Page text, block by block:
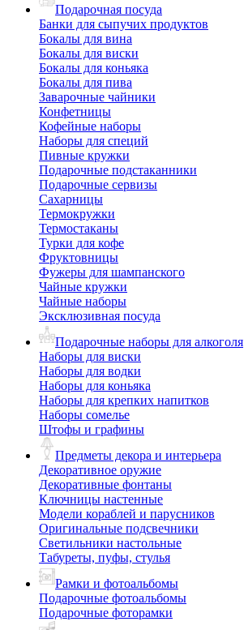
Подарочная посуда
Банки для сыпучих продуктов
Бокалы для вина
Бокалы для виски
Бокалы для коньяка
Бокалы для пива
Заварочные чайники
Конфетницы
Кофейные наборы
Наборы для специй
Пивные кружки
Подарочные подстаканники
Подарочные сервизы
Сахарницы
Термокружки
Термостаканы
Турки для кофе
Фруктовницы
Фужеры для шампанского
Чайные кружки
Чайные наборы
Эксклюзивная посуда
Подарочные наборы для алкоголя
Наборы для виски
Наборы для водки
Наборы для коньяка
Наборы для крепких напитков
Наборы сомелье
Штофы и графины
Предметы декора и интерьера
Декоративное оружие
Декоративные фонтаны
Ключницы настенные
Модели кораблей и парусников
Оригинальные подсвечники
Светильники настольные
Табуреты, пуфы, стулья
Рамки и фотоальбомы
Подарочные фотоальбомы
Подарочные фоторамки